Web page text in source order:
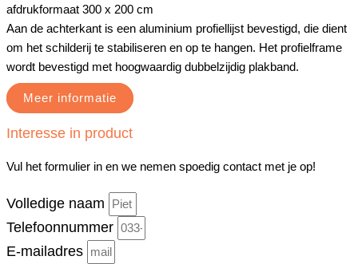
afdrukformaat 300 x 200 cm
Aan de achterkant is een aluminium profiellijst bevestigd, die dient
om het schilderij te stabiliseren en op te hangen. Het profielframe
wordt bevestigd met hoogwaardig dubbelzijdig plakband.
Meer informatie
Interesse in product
Vul het formulier in en we nemen spoedig contact met je op!
Volledige naam
Telefoonnummer
E-mailadres